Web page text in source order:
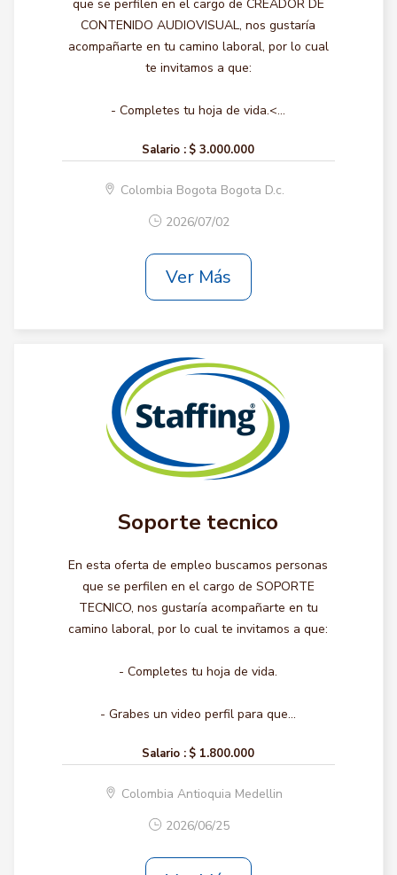
que se perfilen en el cargo de CREADOR DE
CONTENIDO AUDIOVISUAL, nos gustaría
acompañarte en tu camino laboral, por lo cual
te invitamos a que:
- Completes tu hoja de vida.<...
Salario : $ 3.000.000
Colombia Bogota Bogota D.c.
2026/07/02
Ver Más
Soporte tecnico
En esta oferta de empleo buscamos personas
que se perfilen en el cargo de SOPORTE
TECNICO, nos gustaría acompañarte en tu
camino laboral, por lo cual te invitamos a que:
- Completes tu hoja de vida.
- Grabes un video perfil para que...
Salario : $ 1.800.000
Colombia Antioquia Medellin
2026/06/25